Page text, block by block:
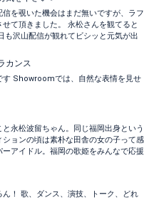
を覗いた機会はまだ無いですが、ラフ
て頂きました。 永松さんを観てると
も沢山配信が観れてビシッと元気が出
カンス
す Showroomでは、自然な表情を見せ
永松波留ちゃん。同じ福岡出身という
ョンの頃は素朴な田舎の女の子って感
アイドル。福岡の歌姫をみんなで応援
！ 歌、ダンス、演技、トーク、どれ